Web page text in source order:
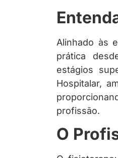
Alinhado às
prática
estágios
Hospitalar,
profissão.
O